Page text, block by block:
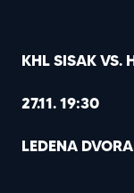
KHL SISAK VS.
27.11. 19:30
LEDENA